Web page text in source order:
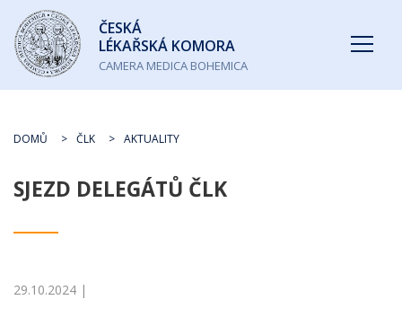
Česká
lékařská
komora
ČESKÁ
LÉKAŘSKÁ KOMORA
CAMERA MEDICA BOHEMICA
DOMŮ ČLK AKTUALITY
SJEZD DELEGÁTŮ ČLK
29.10.2024 |